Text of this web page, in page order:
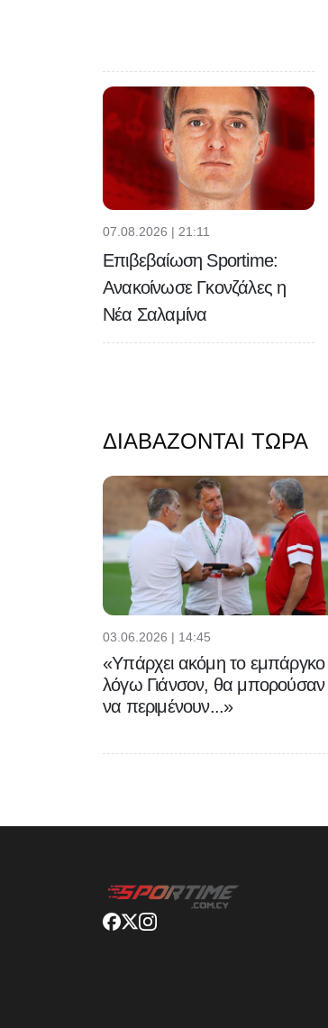
07.08.2026 | 21:11
Επιβεβαίωση Sportime:
Ανακοίνωσε Γκονζάλες η
Νέα Σαλαμίνα
ΔΙΑΒΆΖΟΝΤΑΙ ΤΏΡΑ
03.06.2026 | 14:45
«Υπάρχει ακόμη το εμπάργκο
λόγω Γιάνσον, θα μπορούσαν
να περιμένουν...»